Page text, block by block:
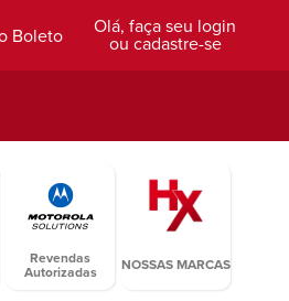
Olá, faça seu login
ou cadastre-se
Boleto
Revendas
Autorizadas
NOSSAS MARCAS